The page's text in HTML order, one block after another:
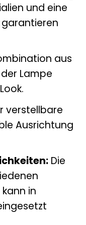
und eine
aus
Lampe
verstellbare
Ausrichtung
Die
in